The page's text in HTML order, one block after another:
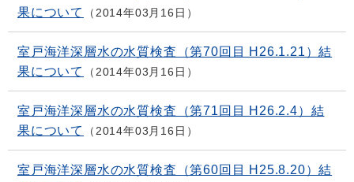
果について
2014年03月16日
室戸海洋深層水の水質検査（第70回目 H26.1.21）結
果について
2014年03月16日
室戸海洋深層水の水質検査（第71回目 H26.2.4）結
果について
2014年03月16日
室戸海洋深層水の水質検査（第60回目 H25.8.20）結